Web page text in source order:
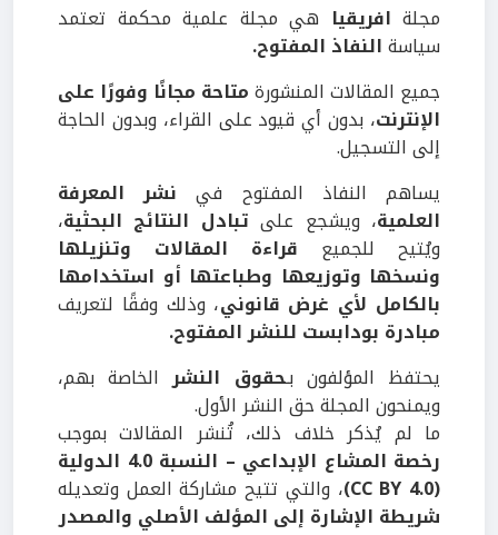
مجلة افريقيا هي مجلة علمية محكمة تعتمد
سياسةالنفاذ المفتوح.
جميع المقالات المنشورةمتاحة مجانًا وفورًا على
الإنترنت، بدون أي قيود على القراء، وبدون الحاجة
إلى التسجيل.
يساهم النفاذ المفتوح في نشر المعرفة
العلمية، ويشجع على تبادل النتائج البحثية،
ويُتيح للجميع قراءة المقالات وتنزيلها
ونسخها وتوزيعها وطباعتها أو استخدامها
بالكامل لأي غرض قانوني، وذلك وفقًا لتعريف
مبادرة بودابست للنشر المفتوح.
يحتفظ المؤلفون بـحقوق النشرالخاصة بهم،
ويمنحون المجلة حق النشر الأول.
ما لم يُذكر خلاف ذلك، تُنشر المقالات بموجب
رخصة المشاع الإبداعي – النسبة 4.0 الدولية
(CC BY 4.0)
، والتي تتيح مشاركة العمل وتعديله
شريطة الإشارة إلى المؤلف الأصلي والمصدر